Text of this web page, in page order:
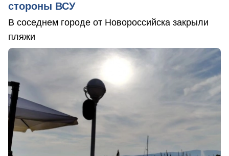
стороны ВСУ
В соседнем городе от Новороссийска закрыли
пляжи